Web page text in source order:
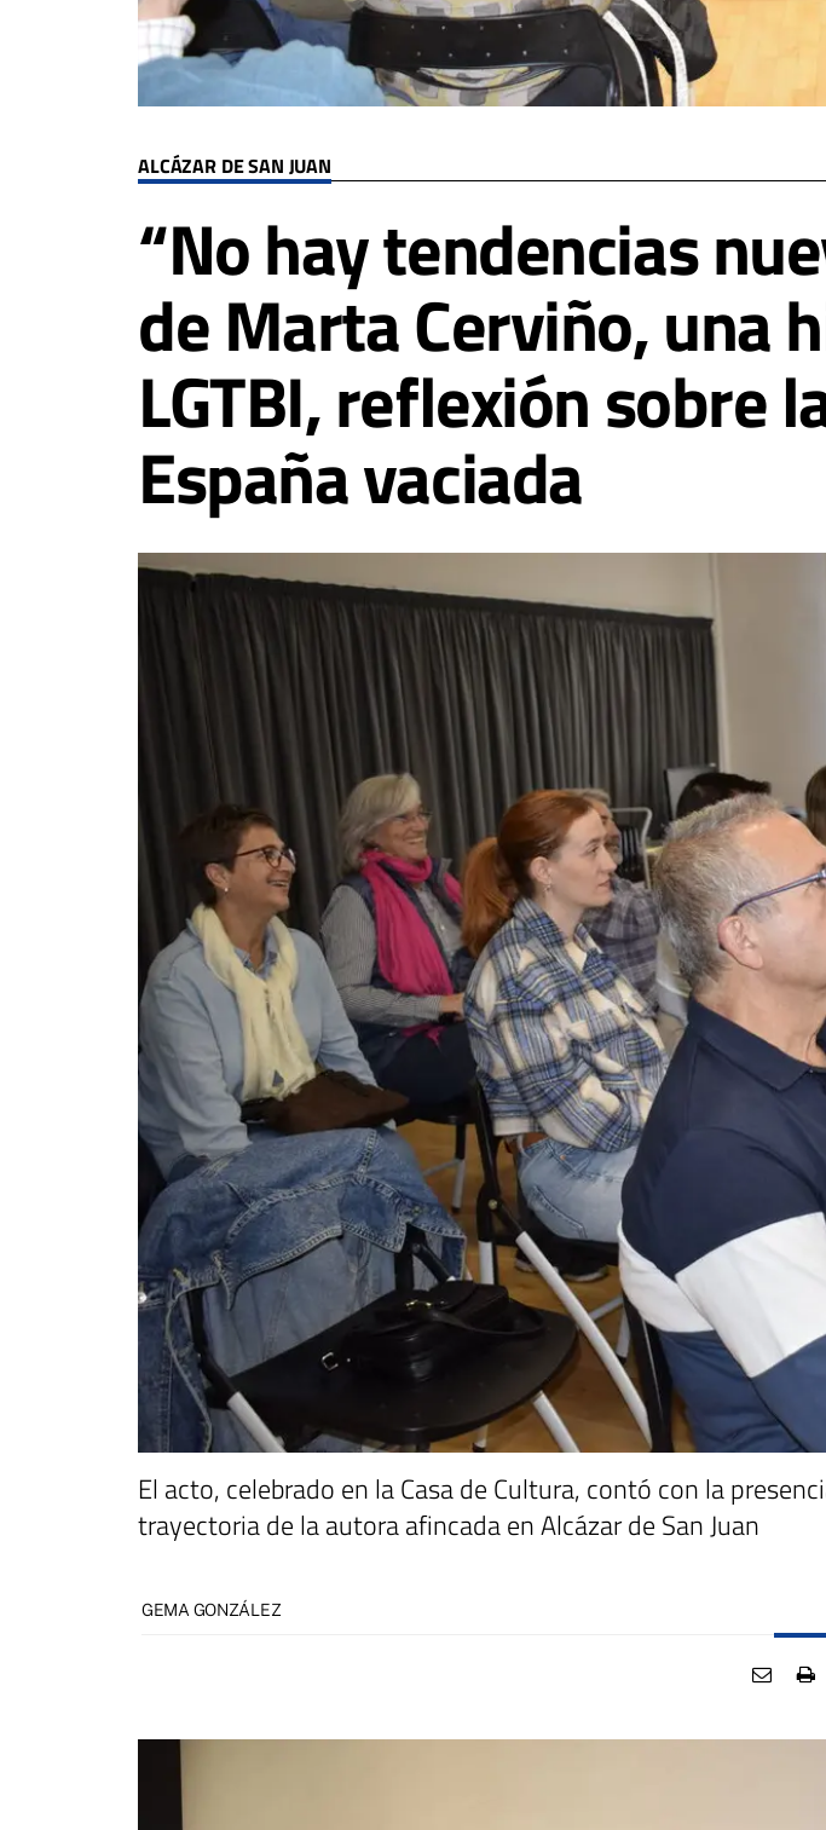
ALCÁZAR DE SAN JUAN
“No hay tendencias
de Marta Cerviño, una
LGTBI, reflexión sobre
España vaciada
El acto, celebrado en la Casa de Cultura, contó con la
trayectoria de la autora afincada en Alcázar de San Juan
GEMA GONZÁLEZ